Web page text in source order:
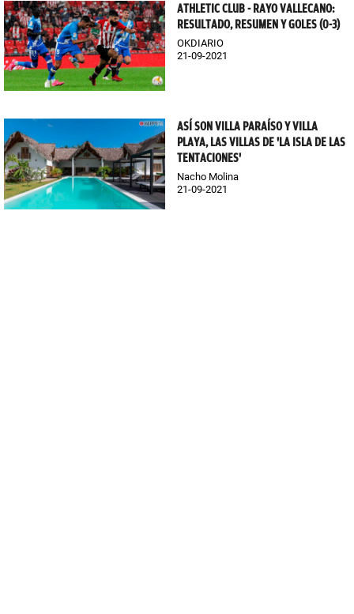
ATHLETIC CLUB - RAYO VALLECANO:
RESULTADO, RESUMEN Y GOLES (0-3)
OKDIARIO
21-09-2021
ASÍ SON VILLA PARAÍSO Y VILLA
PLAYA, LAS VILLAS DE 'LA ISLA DE LAS
TENTACIONES'
Nacho Molina
21-09-2021